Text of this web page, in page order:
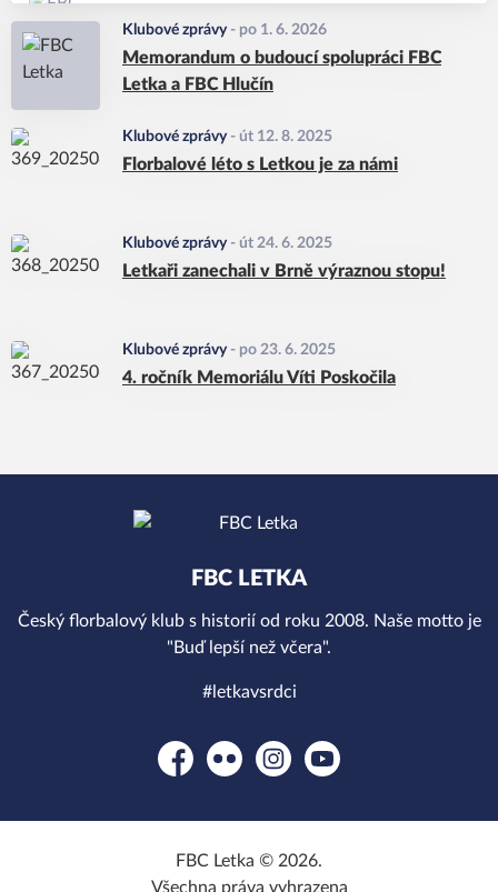
Klubové zprávy - po 1. 6. 2026
Memorandum o budoucí spolupráci FBC
Letka a FBC Hlučín
Klubové zprávy - út 12. 8. 2025
Florbalové léto s Letkou je za námi
Klubové zprávy - út 24. 6. 2025
Letkaři zanechali v Brně výraznou stopu!
Klubové zprávy - po 23. 6. 2025
4. ročník Memoriálu Víti Poskočila
FBC LETKA
Český florbalový klub s historií od roku 2008. Naše motto je
"Buď lepší než včera".
#letkavsrdci
FacebookFlickr InstagramYouTube
FBC Letka © 2026.
Všechna práva vyhrazena